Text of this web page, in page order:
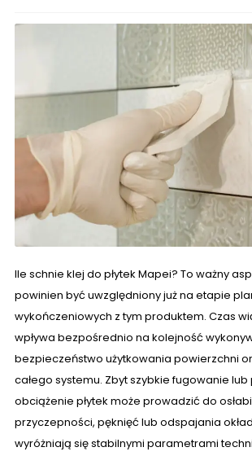
Ile schnie klej do płytek Mapei? To ważny
powinien być uwzględniony już na etapie
wykończeniowych z tym produktem. Czas
wpływa bezpośrednio na kolejność
bezpieczeństwo użytkowania powierzchni
całego systemu. Zbyt szybkie fugowanie
obciążenie płytek może prowadzić do
przyczepności, pęknięć lub odspajania
wyróżniają się stabilnymi parametrami